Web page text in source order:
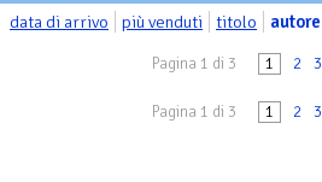
data di arrivo più venduti titolo autore
Pagina 1 di 3 1 2 3
Pagina 1 di 3 1 2 3